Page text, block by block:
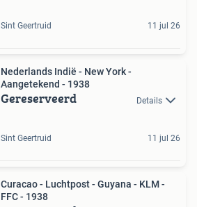
Sint Geertruid 11 jul 26
Nederlands Indië - New York -
Aangetekend - 1938
Gereserveerd Details
Sint Geertruid 11 jul 26
Curacao - Luchtpost - Guyana - KLM -
FFC - 1938